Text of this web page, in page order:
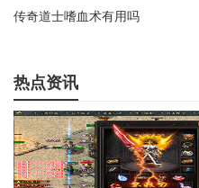
传奇道士嗜血术有用吗
热点资讯